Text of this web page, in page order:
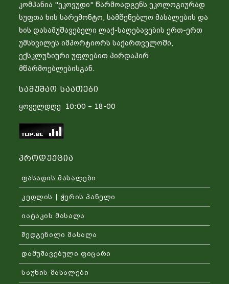
კომპანია "ეკოვუდი" წარმოადგენს ეკოლოგიურად
სუფთა ხის სარემონტო, სამშენებლო მასალების და
ხის დასამუშავებელი ლაქ-საღებავების ერთ-ერთ
უმსხვილეს იმპორტიორს საქართველოში,
ექსკლუზიური უფლებით პირდაპირ
მწარმოებლებისგან.
Სამუშაო Საათები
ყოველდღე 10:00 – 18-00
Პროდუქცია
ფასადის მასალები
კედლის | ჭერის პანელი
იატაკის მასალა
შედგენილი მასალა
დამუშავებული ფიცარი
საუნის მასალები